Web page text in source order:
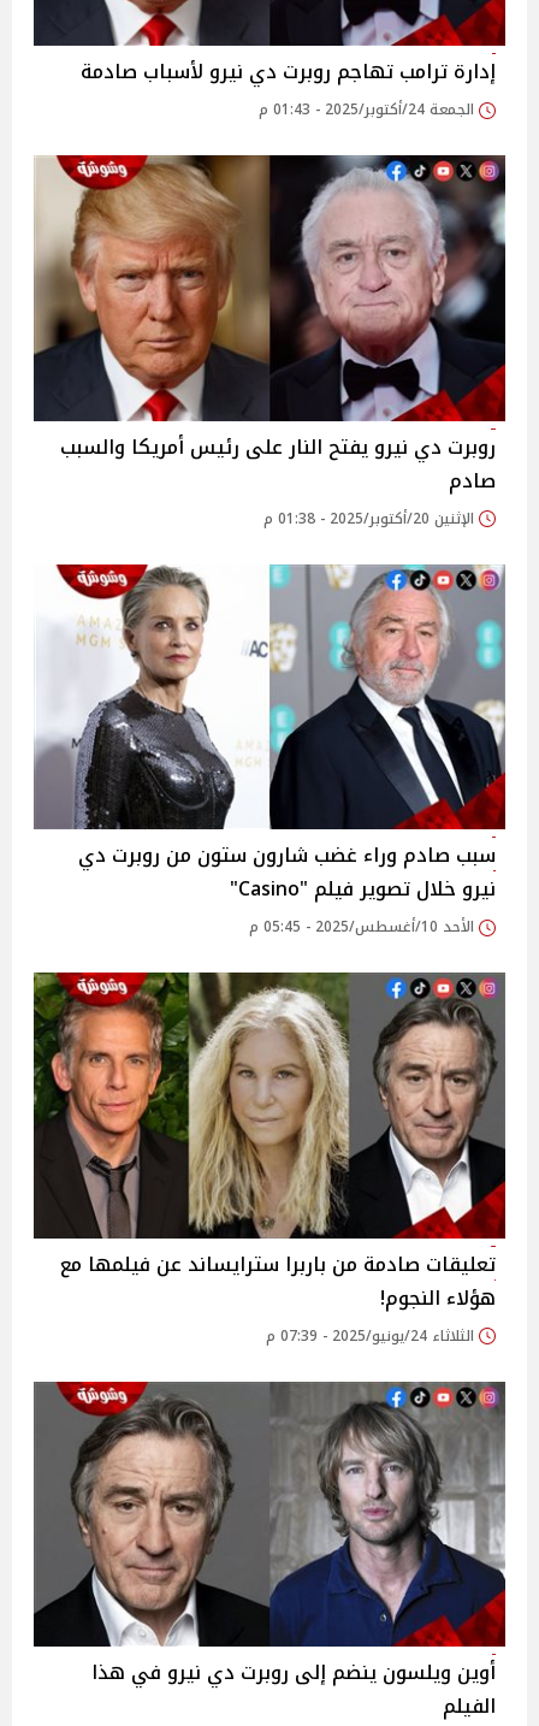
إدارة ترامب تهاجم روبرت دي نيرو لأسباب صادمة
الجمعة 24/أكتوبر/2025 - 01:43 م
روبرت دي نيرو يفتح النار على رئيس أمريكا والسبب
صادم
الإثنين 20/أكتوبر/2025 - 01:38 م
سبب صادم وراء غضب شارون ستون من روبرت دي
نيرو خلال تصوير فيلم "Casino"
الأحد 10/أغسطس/2025 - 05:45 م
تعليقات صادمة من باربرا سترايساند عن فيلمها مع
هؤلاء النجوم!
الثلاثاء 24/يونيو/2025 - 07:39 م
أوين ويلسون ينضم إلى روبرت دي نيرو في هذا
الفيلم